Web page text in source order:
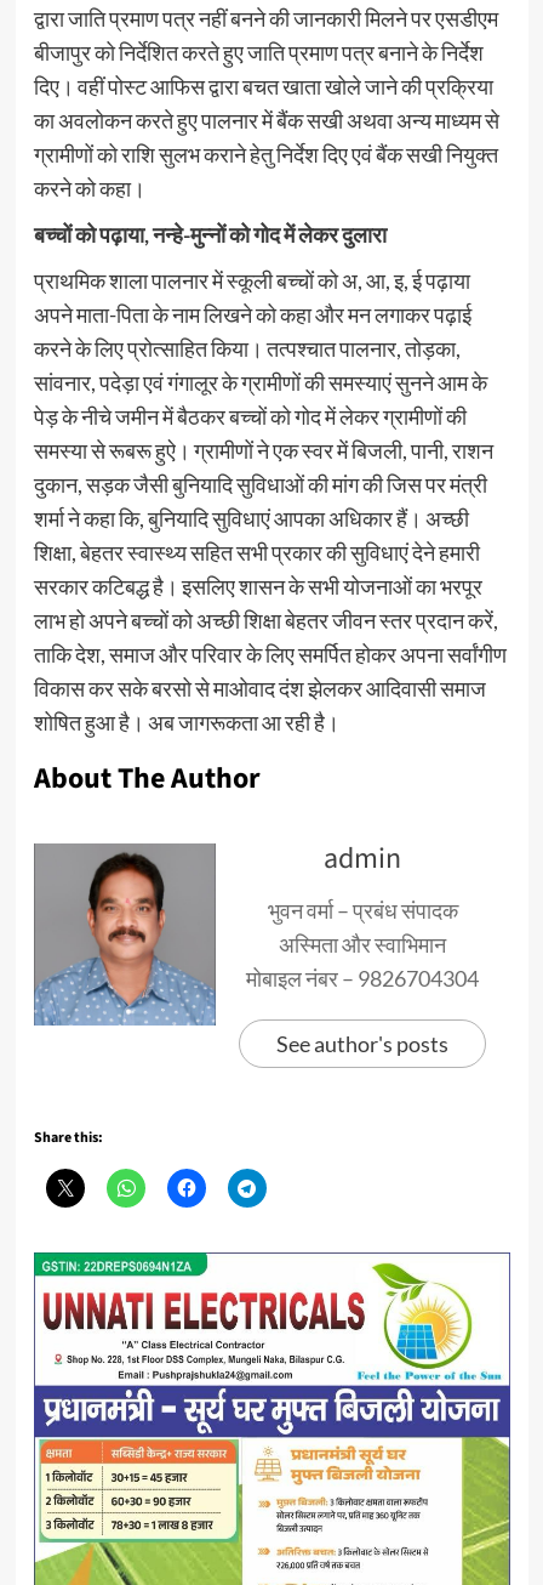
द्वारा जाति प्रमाण पत्र नहीं बनने की जानकारी मिलने पर एसडीएम
बीजापुर को निर्देशित करते हुए जाति प्रमाण पत्र बनाने के निर्देश
दिए। वहीं पोस्ट आफिस द्वारा बचत खाता खोले जाने की प्रक्रिया
का अवलोकन करते हुए पालनार में बैंक सखी अथवा अन्य माध्यम से
ग्रामीणों को राशि सुलभ कराने हेतु निर्देश दिए एवं बैंक सखी नियुक्त
करने को कहा।
बच्चों को पढ़ाया, नन्हे-मुन्नों को गोद में लेकर दुलारा
प्राथमिक शाला पालनार में स्कूली बच्चों को अ, आ, इ, ई पढ़ाया
अपने माता-पिता के नाम लिखने को कहा और मन लगाकर पढ़ाई
करने के लिए प्रोत्साहित किया। तत्पश्चात पालनार, तोड़का,
सांवनार, पदेड़ा एवं गंगालूर के ग्रामीणों की समस्याएं सुनने आम के
पेड़ के नीचे जमीन में बैठकर बच्चों को गोद में लेकर ग्रामीणों की
समस्या से रूबरू हुऐ। ग्रामीणों ने एक स्वर में बिजली, पानी, राशन
दुकान, सड़क जैसी बुनियादि सुविधाओं की मांग की जिस पर मंत्री
शर्मा ने कहा कि, बुनियादि सुविधाएं आपका अधिकार हैं। अच्छी
शिक्षा, बेहतर स्वास्थ्य सहित सभी प्रकार की सुविधाएं देने हमारी
सरकार कटिबद्ध है। इसलिए शासन के सभी योजनाओं का भरपूर
लाभ हो अपने बच्चों को अच्छी शिक्षा बेहतर जीवन स्तर प्रदान करें,
ताकि देश, समाज और परिवार के लिए समर्पित होकर अपना सर्वांगीण
विकास कर सके बरसो से माओवाद दंश झेलकर आदिवासी समाज
शोषित हुआ है। अब जागरूकता आ रही है।
About The Author
admin
भुवन वर्मा – प्रबंध संपादक
अस्मिता और स्वाभिमान
मोबाइल नंबर – 9826704304
See author's posts
Share this: